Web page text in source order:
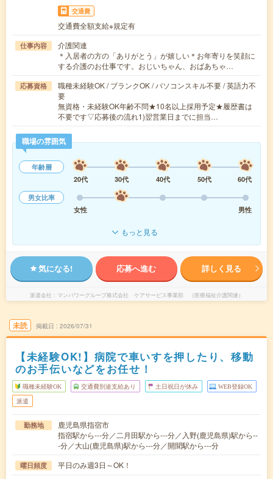
交通費
交通費全額支給※規定有
仕事内容
介護関連
＊入居者の方の「ありがとう」が嬉しい＊お年寄りを笑顔に
する介護のお仕事です。おじいちゃん、おばあちゃ…
応募資格
職種未経験OK / ブランクOK / パソコンスキル不要 / 英語力不
要
無資格・未経験OK年齢不問★10名以上採用予定★履歴書は
不要です▽応募後の流れ1)翌営業日までに担当…
職場の雰囲気
年齢層
20代
30代 40代 50代
60代
男女比率
女性
男性
もっと見る
気になる! 応募へ進む 詳しく見る
派遣会社 マンパワーグループ株式会社 ケアサービス事業部 （医療福祉介護関連）
未読 掲載日 2026/07/31
【未経験OK!】病院で車いすを押したり、移動
のお手伝いなどをお任せ！
職種未経験OK 交通費別途支給あり 土日祝日が休み WEB登録OK
派遣
勤務地
鹿児島県指宿市
指宿駅から---分／二月田駅から---分／入野(鹿児島県)駅から--
-分／大山(鹿児島県)駅から---分／開聞駅から---分
曜日頻度 平日のみ週3日～OK！